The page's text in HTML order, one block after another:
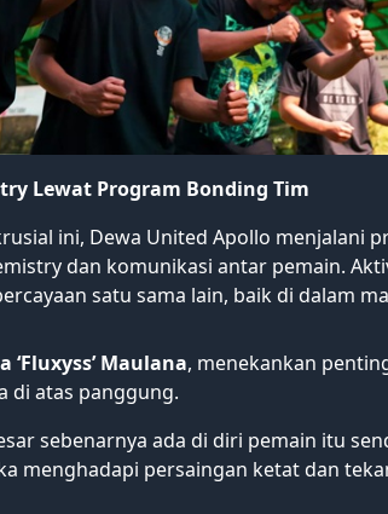
Lewat Program Bonding Tim
ini, Dewa United Apollo menjalani
dan komunikasi antar pemain.
satu sama lain, baik di dalam
‘Fluxyss’ Maulana, menekankan
di atas panggung.
sebenarnya ada di diri pemain itu
menghadapi persaingan ketat dan